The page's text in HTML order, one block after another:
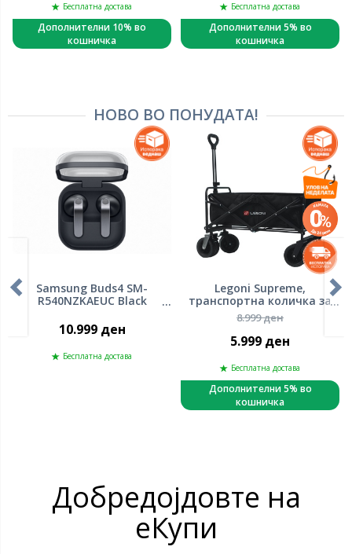
Бесплатна достава
Дополнителни 10% во
кошничка
Бесплатна достава
Дополнителни 5% во
кошничка
НОВО ВО ПОНУДАТА!
Samsung Buds4 SM-
R540NZKAEUC Black
10.999 ден
Бесплатна достава
Legoni Supreme,
транспортна количка за
плажа или кампирање ,
склоплива
8.999 ден
5.999 ден
Бесплатна достава
Дополнителни 5% во
кошничка
Добредојдовте на
еКупи